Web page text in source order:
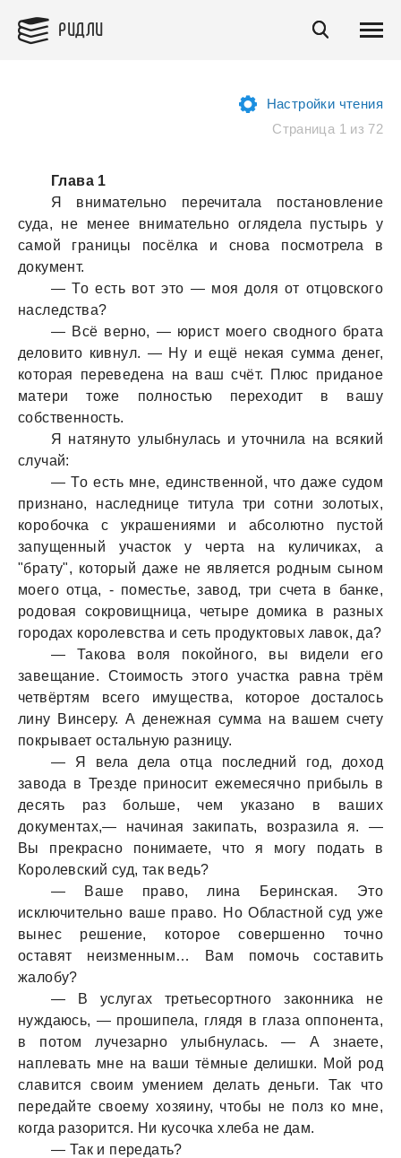
РИДЛИ
Настройки чтения
Страница 1 из 72
Глава 1
Я внимательно перечитала постановление
суда, не менее внимательно оглядела пустырь у
самой границы посёлка и снова посмотрела в
документ.
— То есть вот это — моя доля от отцовского
наследства?
— Всё верно, — юрист моего сводного брата
деловито кивнул. — Ну и ещё некая сумма денег,
которая переведена на ваш счёт. Плюс приданое
матери тоже полностью переходит в вашу
собственность.
Я натянуто улыбнулась и уточнила на всякий
случай:
— То есть мне, единственной, что даже судом
признано, наследнице титула три сотни золотых,
коробочка с украшениями и абсолютно пустой
запущенный участок у черта на куличиках, а
"брату", который даже не является родным сыном
моего отца, - поместье, завод, три счета в банке,
родовая сокровищница, четыре домика в разных
городах королевства и сеть продуктовых лавок, да?
— Такова воля покойного, вы видели его
завещание. Стоимость этого участка равна трём
четвёртям всего имущества, которое досталось
лину Винсеру. А денежная сумма на вашем счету
покрывает остальную разницу.
— Я вела дела отца последний год, доход
завода в Трезде приносит ежемесячно прибыль в
десять раз больше, чем указано в ваших
документах,— начиная закипать, возразила я. —
Вы прекрасно понимаете, что я могу подать в
Королевский суд, так ведь?
— Ваше право, лина Беринская. Это
исключительно ваше право. Но Областной суд уже
вынес решение, которое совершенно точно
оставят неизменным… Вам помочь составить
жалобу?
— В услугах третьесортного законника не
нуждаюсь, — прошипела, глядя в глаза оппонента,
в потом лучезарно улыбнулась. — А знаете,
наплевать мне на ваши тёмные делишки. Мой род
славится своим умением делать деньги. Так что
передайте своему хозяину, чтобы не полз ко мне,
когда разорится. Ни кусочка хлеба не дам.
— Так и передать?